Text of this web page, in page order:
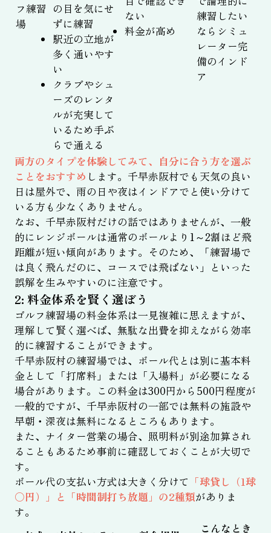
フ練習
場
の目を気にせ
ずに練習
駅近の立地が
多く通いやす
い
クラブやシュ
ーズのレンタ
ルが充実して
いるため手ぶ
らで通える
ない
料金が高め
練習したい
ならシミュ
レーター完
備のインド
ア
両方のタイプを体験してみて、自分に合う方を選ぶ
ことをおすすめ します。千早赤阪村でも天気の良い
日は屋外で、雨の日や夜はインドアでと使い分けて
いる方も少なくありません。
なお、千早赤阪村だけの話ではありませんが、一般
的にレンジボールは通常のボールより1～2割ほど飛
距離が短い傾向があります。そのため、「練習場で
は良く飛んだのに、コースでは飛ばない」といった
誤解を生みやすいのに注意です。
2: 料金体系を賢く選ぼう
ゴルフ練習場の料金体系は一見複雑に思えますが、
理解して賢く選べば、無駄な出費を抑えながら効率
的に練習することができます。
千早赤阪村の練習場では、ボール代とは別に基本料
金として「打席料」または「入場料」が必要になる
場合があります。この料金は300円から500円程度が
一般的ですが、千早赤阪村の一部では無料の施設や
早朝・深夜は無料になるところもあります。
また、ナイター営業の場合、照明料が別途加算され
ることもあるため事前に確認しておくことが大切で
す。
ボール代の支払い方式は大きく分けて 「球貸し（1球
〇円）」と「時間制打ち放題」の2種類がありま
す。
こんなとき